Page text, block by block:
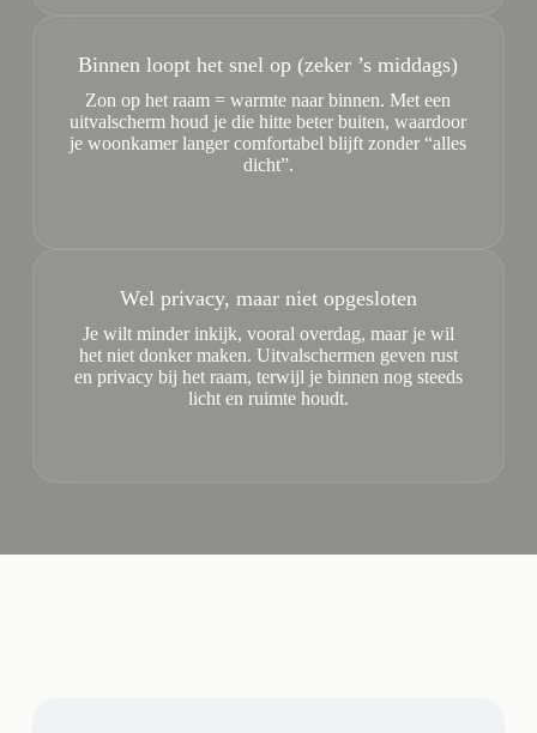
Binnen loopt het snel op (zeker ’s middags)
Zon op het raam = warmte naar binnen. Met een
uitvalscherm houd je die hitte beter buiten, waardoor
je woonkamer langer comfortabel blijft zonder “alles
dicht”.
Wel privacy, maar niet opgesloten
Je wilt minder inkijk, vooral overdag, maar je wil
het niet donker maken. Uitvalschermen geven rust
en privacy bij het raam, terwijl je binnen nog steeds
licht en ruimte houdt.